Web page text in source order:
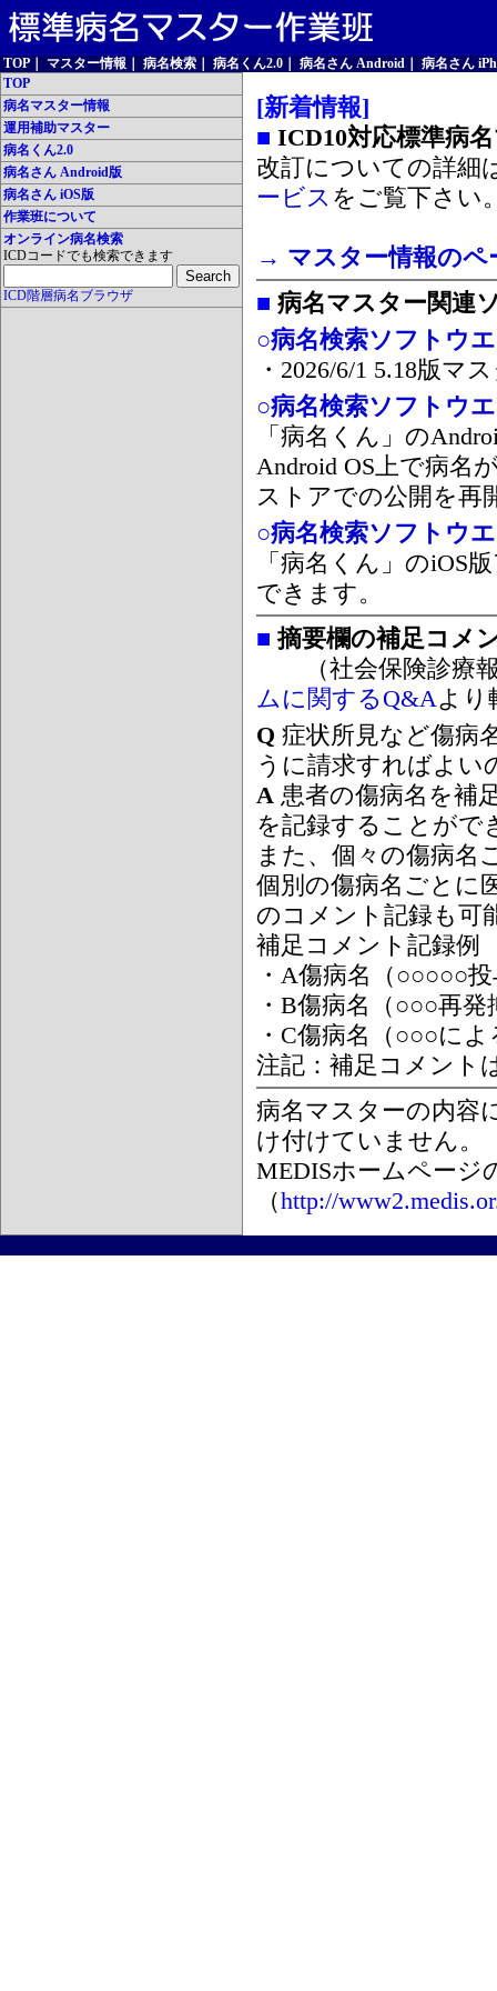
TOP マスター情報 病名検索 病名くん2.0 病名さん Android
病名さん
TOP
病名マスター情報
運用補助マスター
病名くん2.0
病名さん Android版
病名さん iOS版
作業班について
オンライン病名検索
ICDコードでも検索できます
ICD階層病名ブラウザ
[新着情報]
■ ICD10対応標準病
改訂についての詳細
ービス をご覧下さい
→ マスター情報のペ
■ 病名マスター関連
○病名検索ソフトウ
・2026/6/1 5.18版マ
○病名検索ソフトウ
「病名くん」の
Android OS上で病名
ストアでの公開を再
○病名検索ソフトウ
「病名くん」のiOS
できます。
■ 摘要欄の補足コメ
（社会保険診療報
ムに関するQ&Aより
Q 症状所見など傷病
うに請求すればよい
A 患者の傷病名を補
を記録することがで
また、個々の傷病名
個別の傷病名ごとに
のコメント記録も可
補足コメント記録例
・A傷病名（○○○○○
・B傷病名（○○○再
・C傷病名（○○○に
注記：補足コメント
病名マスターの内容
け付けていません。
MEDISホームページ
（http://